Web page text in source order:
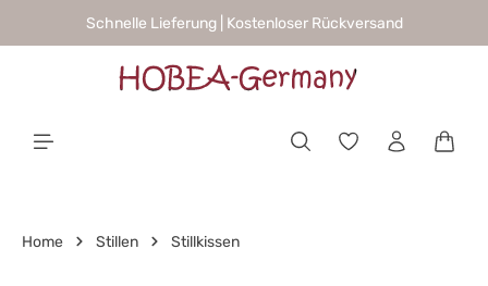
springenSchnelle Lieferung | Kostenloser Rückversand
Home Stillen Stillkissen